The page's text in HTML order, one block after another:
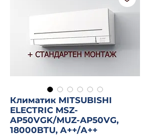
Климатик MITSUBISHI
ELECTRIC MSZ-
AP50VGK/MUZ-AP50VG,
18000BTU, А++/А++